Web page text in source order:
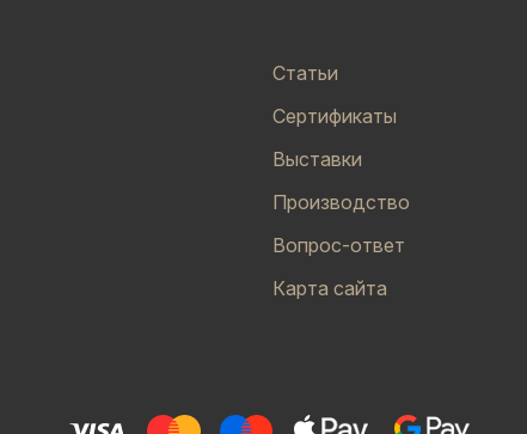
Статьи
Сертификаты
Выставки
Производство
Вопрос-ответ
Карта сайта